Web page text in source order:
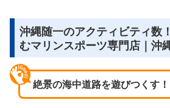
沖縄随一のアクティビティ数
むマリンスポーツ専門店｜沖
絶景の海中道路を遊びつくす！